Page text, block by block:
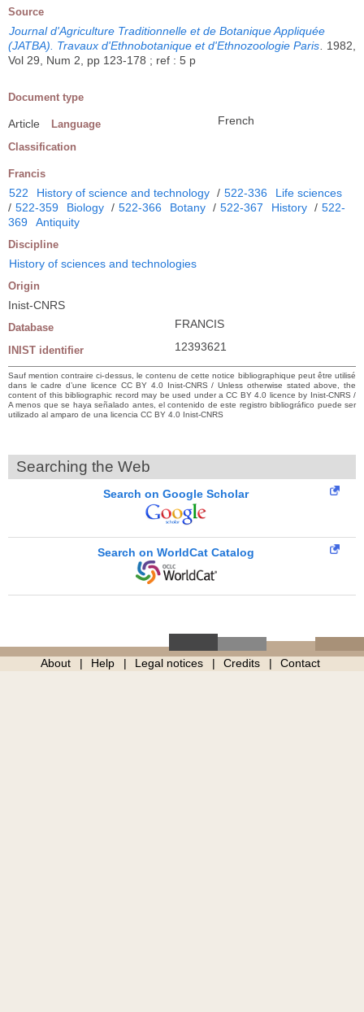
Source
Journal d'Agriculture Traditionnelle et de Botanique Appliquée
(JATBA). Travaux d'Ethnobotanique et d'Ethnozoologie Paris
1982,
Vol 29, Num 2, pp 123-178 ; ref : 5 p
Document type
Article Language French
Classification
Francis
522 History of science and technology / 522-336
Life sciences
/ 522-359 Biology / 522-366 Botany / 522-367 History / 522-
369
Antiquity
Discipline
History of sciences and technologies
Origin
Inist-CNRS
Database FRANCIS
INIST identifier 12393621
Sauf mention contraire ci-dessus, le contenu de cette notice bibliographique peut être utilisé
dans le cadre d’une licence CC BY 4.0 Inist-CNRS / Unless otherwise stated above, the
content of this bibliographic record may be used under a CC BY 4.0 licence by Inist-CNRS /
A menos que se haya señalado antes, el contenido de este registro bibliográfico puede ser
utilizado al amparo de una licencia CC BY 4.0 Inist-CNRS
Searching the Web
Search on Google Scholar
Search on WorldCat Catalog
About Help Legal notices Credits Contact